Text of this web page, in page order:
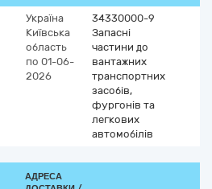
Україна
Київська
область
по 01-06-
2026
34330000-9
Запасні
частини до
вантажних
транспортних
засобів,
фургонів та
легкових
автомобілів
АДРЕСА